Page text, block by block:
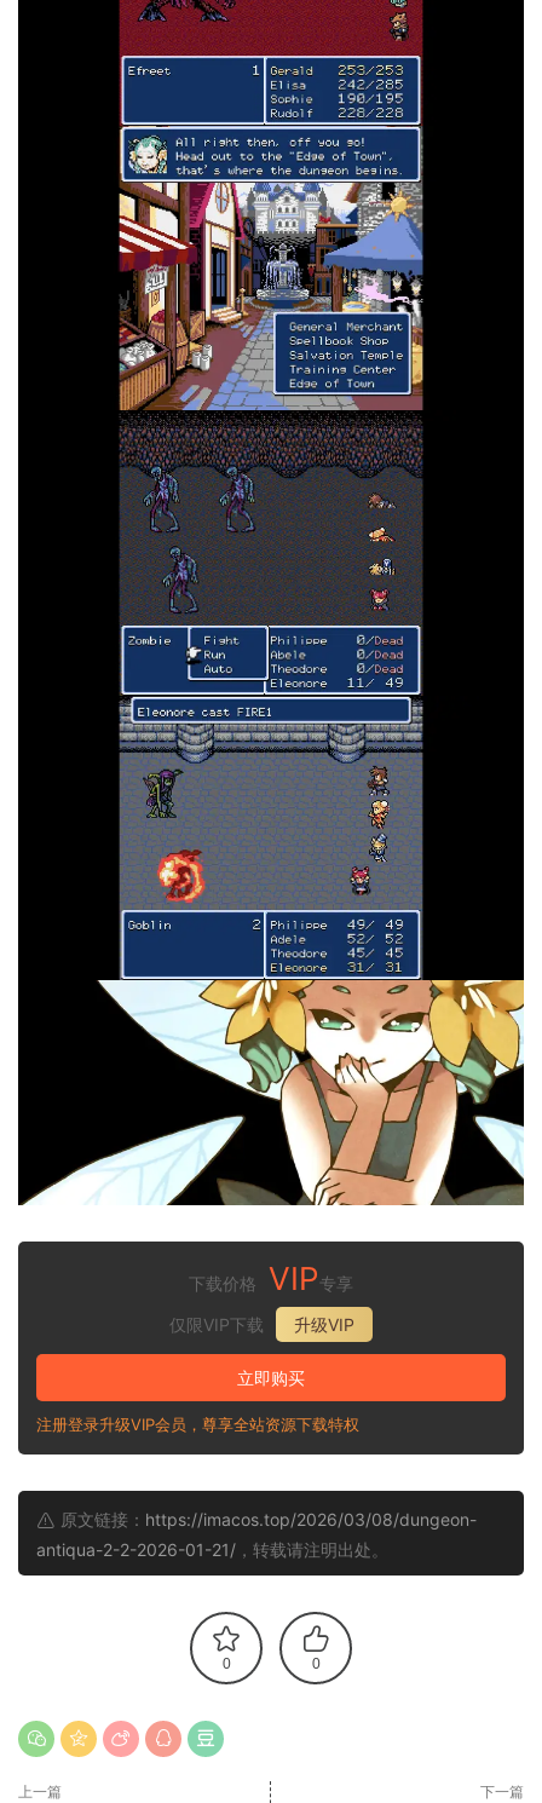
下载价格 VIP专享
仅限VIP下载
升级VIP
立即购买
注册登录升级VIP会员，尊享全站资源下载特权
原文链接： https://imacos.top/2026/03/08/dungeon-
antiqua-2-2-2026-01-21/ ，转载请注明出处。
0 0
上一篇 下一篇